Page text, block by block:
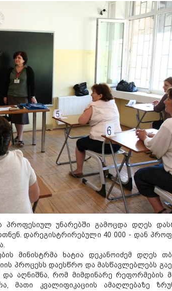
პროფესიულ უნარებში გამოცდა დღეს
დარეგისტრირებული 40 000 - დან
მინისტრმა ხატია დეკანოიძემ დღეს
პროცესს დაესწრო და მასწავლებლებს
და აღნიშნა, რომ მიმდინარე რეფორმების
მათი კვალიფიკაციის ამაღლებაზე